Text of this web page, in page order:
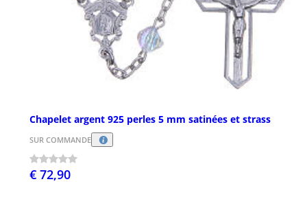
Chapelet argent 925 perles 5 mm satinées et strass
SUR COMMANDE
€ 72,90